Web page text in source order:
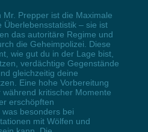
Prepper ist die Maximale
Überlebensstatistik – sie ist
das autoritäre Regime und
die Geheimpolizei. Diese
wie gut du in der Lage bist,
verdächtige Gegenstände
gleichzeitig deine
Eine hohe Vorbereitung
kritischer Momente
erschöpften
besonders bei
mit Wölfen und